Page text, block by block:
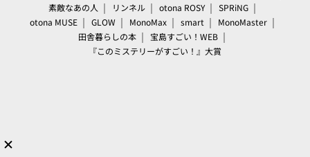
素敵なあの人
リンネル otona ROSY
SPRiNG
otona MUSE
GLOW MonoMax smart
MonoMaster
田舎暮らしの本
宝島すごい！WEB
『このミステリーがすごい！』大賞